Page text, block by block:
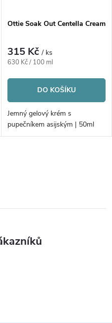
Ottie Soak Out Centella Cream
315 Kč/ ks
Měrná
630 Kč / 100 ml
DO KOŠÍKU
Jemný gelový krém s
pupečníkem asijským | 50ml